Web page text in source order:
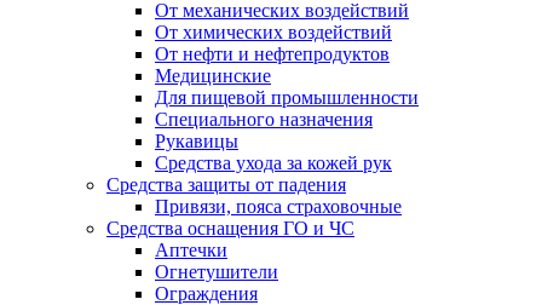
От механических воздействий
От химических воздействий
От нефти и нефтепродуктов
Медицинские
Для пищевой промышленности
Специального назначения
Рукавицы
Средства ухода за кожей рук
Средства защиты от падения
Привязи, пояса страховочные
Средства оснащения ГО и ЧС
Аптечки
Огнетушители
Ограждения